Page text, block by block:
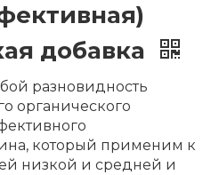
добавка
разновидность
органического
который применим к
низкой и средней и